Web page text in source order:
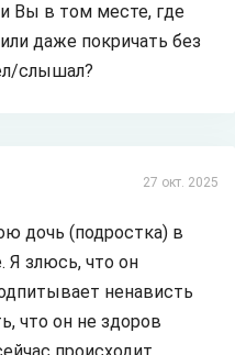
Вы в том месте, где
даже покричать без
слышал?
27 окт. 2025
дочь (подростка) в
Я злюсь, что он
ненависть
что он не здоров